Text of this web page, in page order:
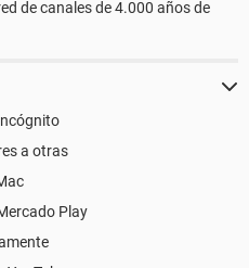
de canales de 4.000 años de
a otras
Play